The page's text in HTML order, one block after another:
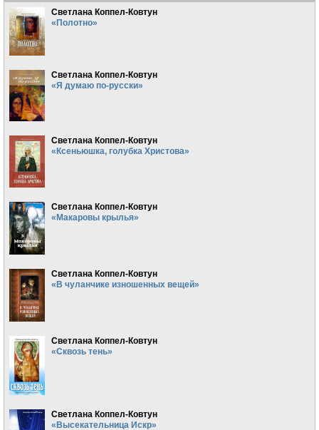
Светлана Коппел-Ковтун
«Полотно»
Светлана Коппел-Ковтун
«Я думаю по-русски»
Светлана Коппел-Ковтун
«Ксеньюшка, голубка Христова»
Светлана Коппел-Ковтун
«Макаровы крылья»
Светлана Коппел-Ковтун
«В чуланчике изношенных вещей»
Светлана Коппел-Ковтун
«Сквозь тень»
Светлана Коппел-Ковтун
«Высекательница Искр»